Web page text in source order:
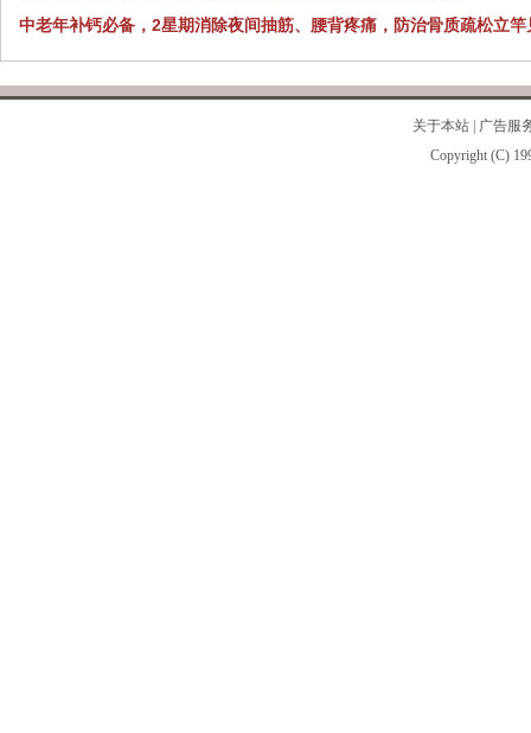
中老年补钙必备，2星期消除夜间抽筋、腰背疼痛，防治骨质疏松立竿
关于本站
广告服
Copyright (C)